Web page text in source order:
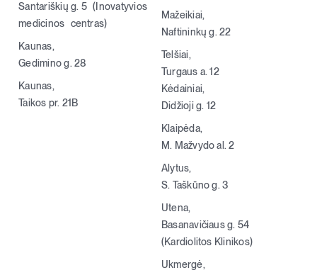
Santariškių g. 5 (Inovatyvios
medicinos centras)
Kaunas,
Gedimino g. 28
Kaunas,
Taikos pr. 21B
Mažeikiai,
Naftininkų g. 22
Telšiai,
Turgaus a. 12
Kėdainiai,
Didžioji g. 12
Klaipėda,
M. Mažvydo al. 2
Alytus,
S. Taškūno g. 3
Utena,
Basanavičiaus g. 54
(Kardiolitos Klinikos)
Ukmergė,